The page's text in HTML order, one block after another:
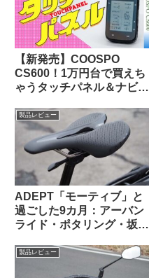
【新発売】COOSPO
CS600！1万円台で買えち
ゃうタッチパネル＆ナビ対
タの実力って、どんな感
じ？
製品レビュー
ADEPT「モーティブ」と
過ごした9カ月：アーバン
ライド・ポタリング・坂道
ノーズサドル
製品レビュー